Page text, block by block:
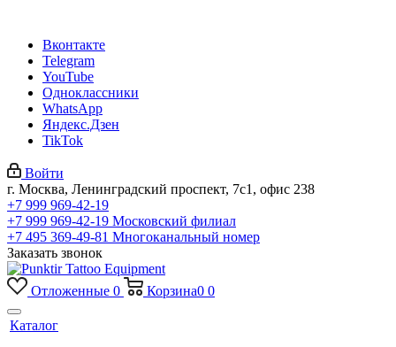
Вконтакте
Telegram
YouTube
Одноклассники
WhatsApp
Яндекс.Дзен
TikTok
Войти
г. Москва, Ленинградский проспект, 7с1, офис 238
+7 999 969-42-19
+7 999 969-42-19 Московский филиал
+7 495 369-49-81 Многоканальный номер
Заказать звонок
Отложенные 0 Корзина0 0
Каталог